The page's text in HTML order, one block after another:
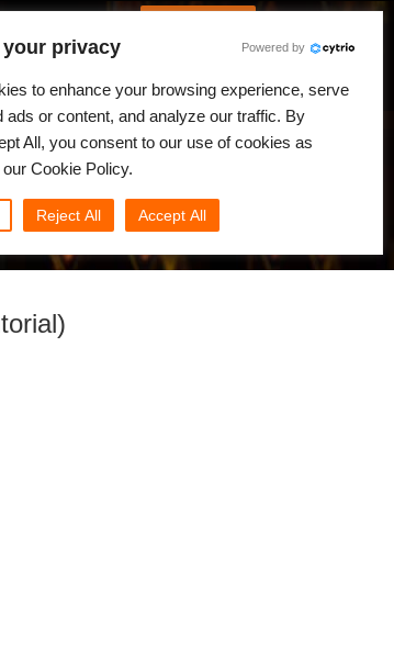
your privacy Powered by
to enhance your browsing experience, serve
ads or content, and analyze our traffic. By
All, you consent to our use of cookies as
Cookie Policy.
Reject All Accept All